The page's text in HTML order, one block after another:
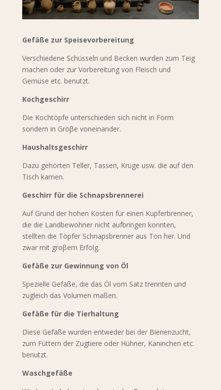
Gefäße zur Speisevorbereitung
Verschiedene Schüsseln und Becken wurden zum Teig
machen oder zur Vorbereitung von Fleisch und
Gemüse etc. benutzt.
Kochgeschirr
Die Kochtöpfe unterschieden sich nicht in Form
sondern in Gröβe voneinander.
Haushaltsgeschirr
Dazu gehörten Teller, Tassen, Krüge usw. die auf den
Tisch kamen.
Geschirr für die Schnapsbrennerei
Auf Grund der hohen Kosten für einen Kupferbrenner,
die die Landbewohner nicht aufbringen konnten,
stellten die Töpfer Schnapsbrenner aus Ton her. Und
zwar mit groβem Erfolg.
Gefäße zur Gewinnung von Öl
Spezielle Gefäße, die das Öl vom Satz trennten und
zugleich das Volumen maßen.
Gefäße für die Tierhaltung
Diese Gefäße wurden entweder bei der Bienenzucht,
zum Füttern der Zugtiere oder Hühner, Kaninchen etc.
benutzt.
Waschgefäße